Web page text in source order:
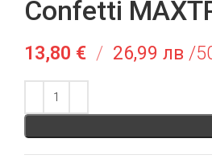
Confetti
13,80 € / 26,99 лв /